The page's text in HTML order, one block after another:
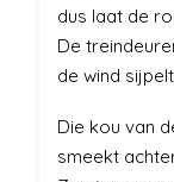
dus laat de
De
de wind
Die kou van
smeekt